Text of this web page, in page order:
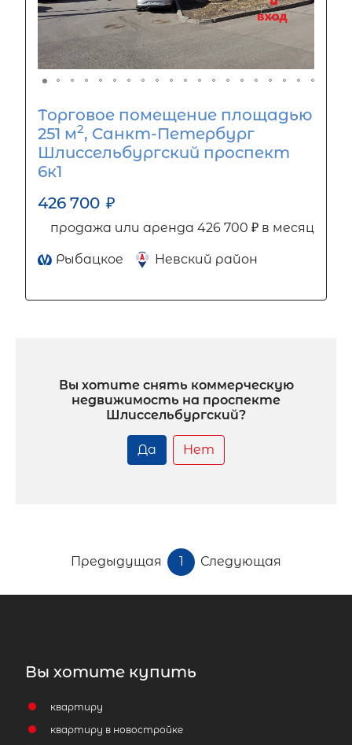
Торговое помещение площадью
251 м2, Санкт-Петербург
Шлиссельбургский проспект
6к1
426 700 ₽
продажа или аренда 426 700 ₽ в месяц
Рыбацкое Невский район
Вы хотите снять коммерческую
недвижимость на проспекте
Шлиссельбургский?
Да Нет
Предыдущая 1 Следующая
Вы хотите купить
квартиру
квартиру в новостройке